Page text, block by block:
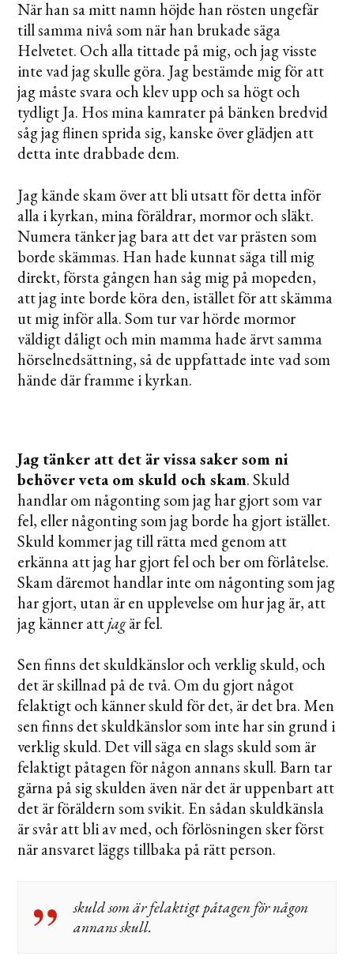
När han sa mitt namn höjde han rösten ungefär
till samma nivå som när han brukade säga
Helvetet. Och alla tittade på mig, och jag visste
inte vad jag skulle göra. Jag bestämde mig för att
jag måste svara och klev upp och sa högt och
tydligt Ja. Hos mina kamrater på bänken bredvid
såg jag flinen sprida sig, kanske över glädjen att
detta inte drabbade dem.
Jag kände skam över att bli utsatt för detta inför
alla i kyrkan, mina föräldrar, mormor och släkt.
Numera tänker jag bara att det var prästen som
borde skämmas. Han hade kunnat säga till mig
direkt, första gången han såg mig på mopeden,
att jag inte borde köra den, istället för att skämma
ut mig inför alla. Som tur var hörde mormor
väldigt dåligt och min mamma hade ärvt samma
hörselnedsättning, så de uppfattade inte vad som
hände där framme i kyrkan.
Jag tänker att det är vissa saker som ni
behöver veta om skuld och skam. Skuld
handlar om någonting som jag har gjort som var
fel, eller någonting som jag borde ha gjort istället.
Skuld kommer jag till rätta med genom att
erkänna att jag har gjort fel och ber om förlåtelse.
Skam däremot handlar inte om någonting som jag
har gjort, utan är en upplevelse om hur jag är, att
jag känner attjagär fel.
Sen finns det skuldkänslor och verklig skuld, och
det är skillnad på de två. Om du gjort något
felaktigt och känner skuld för det, är det bra. Men
sen finns det skuldkänslor som inte har sin grund i
verklig skuld. Det vill säga en slags skuld som är
felaktigt påtagen för någon annans skull. Barn tar
gärna på sig skulden även när det är uppenbart att
det är föräldern som svikit. En sådan skuldkänsla
är svår att bli av med, och förlösningen sker först
när ansvaret läggs tillbaka på rätt person.
skuld som är felaktigt påtagen för någon
annans skull.